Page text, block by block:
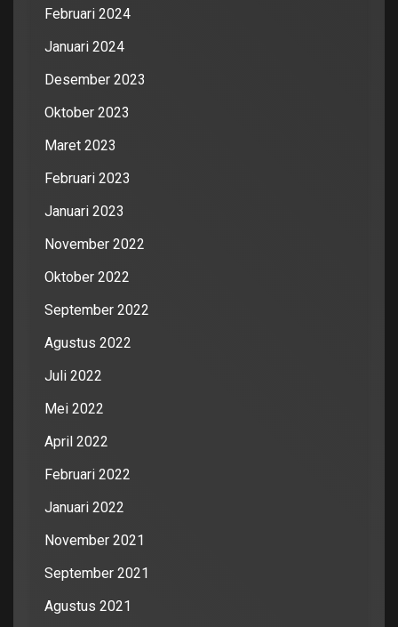
Februari 2024
Januari 2024
Desember 2023
Oktober 2023
Maret 2023
Februari 2023
Januari 2023
November 2022
Oktober 2022
September 2022
Agustus 2022
Juli 2022
Mei 2022
April 2022
Februari 2022
Januari 2022
November 2021
September 2021
Agustus 2021